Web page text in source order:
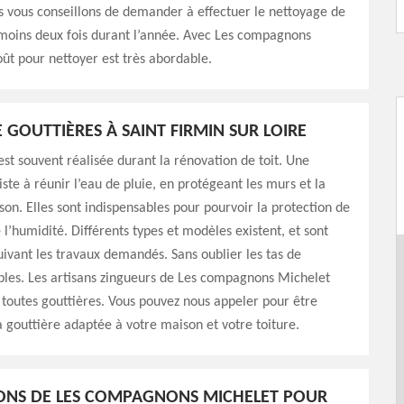
vous conseillons de demander à effectuer le nettoyage de
deux fois durant l’année. Avec Les compagnons
pour nettoyer est très abordable.
GOUTTIÈRES À SAINT FIRMIN SUR LOIRE
souvent réalisée durant la rénovation de toit. Une
à réunir l’eau de pluie, en protégeant les murs et la
Elles sont indispensables pour pourvoir la protection de
Différents types et modèles existent, et sont
les travaux demandés. Sans oublier les tas de
Les artisans zingueurs de Les compagnons Michelet
gouttières. Vous pouvez nous appeler pour être
gouttière adaptée à votre maison et votre toiture.
DE LES COMPAGNONS MICHELET POUR